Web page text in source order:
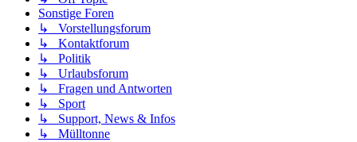
Sonstige Foren
↳ Vorstellungsforum
↳ Kontaktforum
↳ Politik
↳ Urlaubsforum
↳ Fragen und Antworten
↳ Sport
↳ Support, News & Infos
↳ Mülltonne